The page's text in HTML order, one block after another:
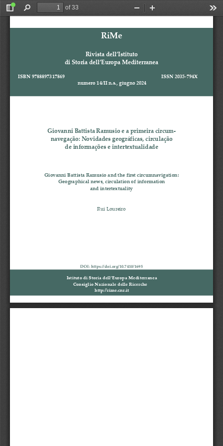
Toggle
Find
of 33
Zoom
Giovanni Battista Ramusio e a primeira circum-
navegação: Novidades geográficas, circulação
de informações e intertextualidade
Giovanni Battista Ramusio and the first circumnavigation:
Geographical news, circulation of information
and intertextuality
Rui Loureiro
DOI: https://doi.org/10.7410/1695
RiMe
Rivista dell’Istituto
di Storia dell’Europa Mediterranea
ISBN 9788897317869 ISSN 2035-794X
numero 14/II n.s., giugno 2024
Istituto di Storia dell’Europa Mediterranea
Consiglio Nazionale delle Ricerche
http://rime.cnr.it